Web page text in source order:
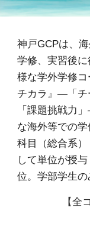
神戸GCPは、
学修、実習後
様な学外学修
チカラ』―「チ
「課題挑戦力
な海外等での
科目（総合系）
して単位が授
位。学部学生の
【全